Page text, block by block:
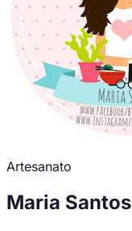
Artesanato
Maria Santos